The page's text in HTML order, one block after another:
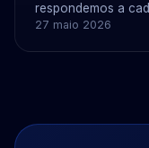
respondemos a
27 maio 2026